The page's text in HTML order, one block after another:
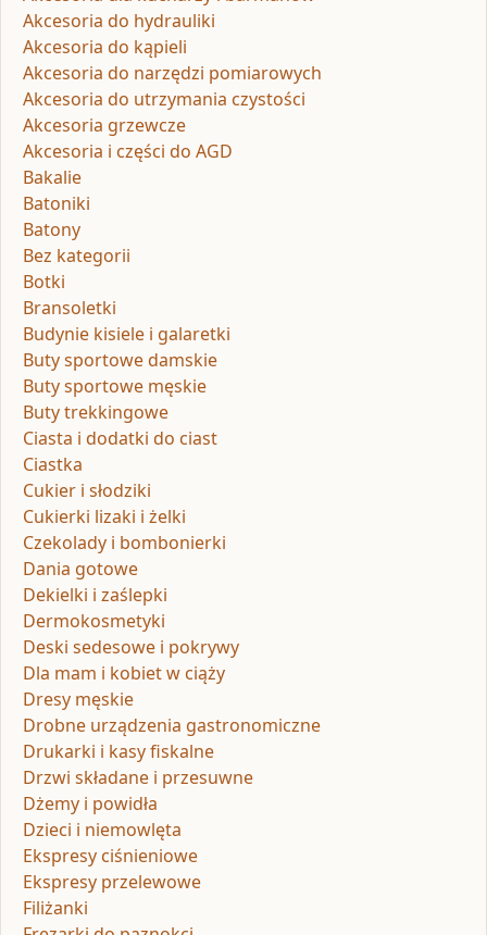
Akcesoria do hydrauliki
Akcesoria do kąpieli
Akcesoria do narzędzi pomiarowych
Akcesoria do utrzymania czystości
Akcesoria grzewcze
Akcesoria i części do AGD
Bakalie
Batoniki
Batony
Bez kategorii
Botki
Bransoletki
Budynie kisiele i galaretki
Buty sportowe damskie
Buty sportowe męskie
Buty trekkingowe
Ciasta i dodatki do ciast
Ciastka
Cukier i słodziki
Cukierki lizaki i żelki
Czekolady i bombonierki
Dania gotowe
Dekielki i zaślepki
Dermokosmetyki
Deski sedesowe i pokrywy
Dla mam i kobiet w ciąży
Dresy męskie
Drobne urządzenia gastronomiczne
Drukarki i kasy fiskalne
Drzwi składane i przesuwne
Dżemy i powidła
Dzieci i niemowlęta
Ekspresy ciśnieniowe
Ekspresy przelewowe
Filiżanki